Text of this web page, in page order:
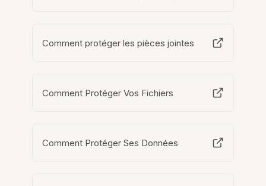
Comment protéger les pièces jointes
Comment Protéger Vos Fichiers
Comment Protéger Ses Données